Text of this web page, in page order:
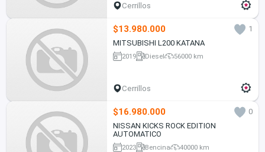
Cerrillos
$13.980.000
1
MITSUBISHI L200 KATANA
2019 Diesel 56000 km
Cerrillos
$16.980.000
0
NISSAN KICKS ROCK EDITION
AUTOMATICO
2023 Bencina 40000 km